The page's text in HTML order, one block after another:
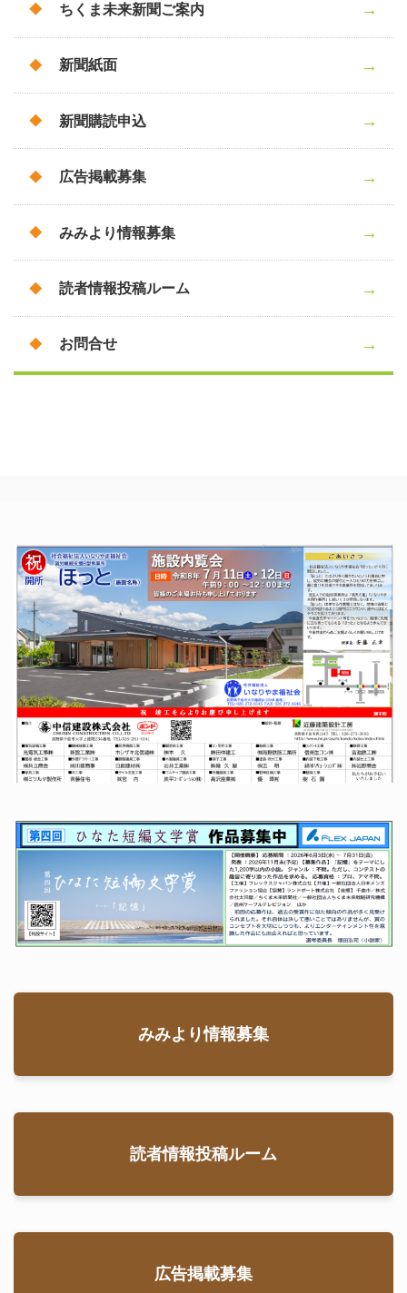
ちくま未来新聞ご案内
新聞紙面
新聞購読申込
広告掲載募集
みみより情報募集
読者情報投稿ルーム
お問合せ
みみより情報募集
読者情報投稿ルーム
広告掲載募集